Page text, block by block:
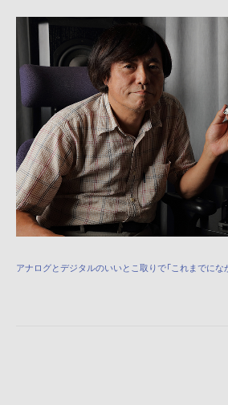
アナログとデジタルのいいとこ取りで「これまでにな